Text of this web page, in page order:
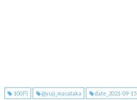
100円 @yuji_masataka date_2021-09-15